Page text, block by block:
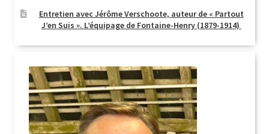
Entretien avec Jérôme Verschoote, auteur de « Partout
J’en Suis ». L’équipage de Fontaine-Henry (1879-1914)